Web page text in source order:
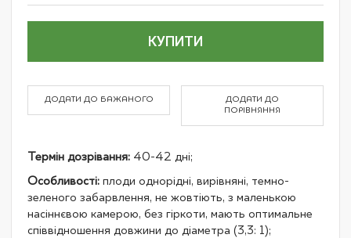
ціна
КУПИТИ
ДОДАТИ ДО БАЖАНОГО
ДОДАТИ ДО
ПОРІВНЯННЯ
Термін дозрівання: 40-42 дні;
Особливості: плоди однорідні, вирівняні, темно-
зеленого забарвлення, не жовтіють, з маленькою
насіннєвою камерою, без гіркоти, мають оптимальне
співвідношення довжини до діаметра (3,3: 1);